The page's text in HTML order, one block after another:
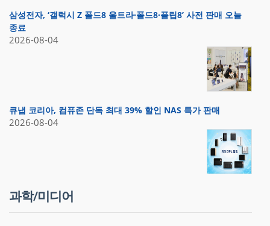
삼성전자, ‘갤럭시 Z 폴드8 울트라·폴드8·플립8’ 사전 판매 오늘
종료
2026-08-04
큐냅 코리아, 컴퓨존 단독 최대 39% 할인 NAS 특가 판매
2026-08-04
과학/미디어